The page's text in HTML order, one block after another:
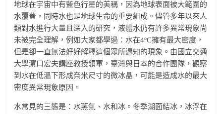
地球在宇宙中有藍色行星的美稱，因為地球表面被大範圍的
水覆蓋，同時水也是地球生命的重要組成。儘管多年以來人
類對水進行大量且深入的研究，液體水仍有許多異常現象尚
未被完全理解，例如大家都學過：水在4oC擁有最大密度，
但是卻一直無法好好解釋這個眾所週知的現象。由國立交通
大學濵口宏夫講座教授領軍，臺灣與日本的合作團隊，觀察
到水在低溫下形成奈米尺寸的微冰晶，可能是造成水的最大
密度異常現象原因。
水常見的三態是：水蒸氣、水和冰。冬季湖面結冰，冰浮在